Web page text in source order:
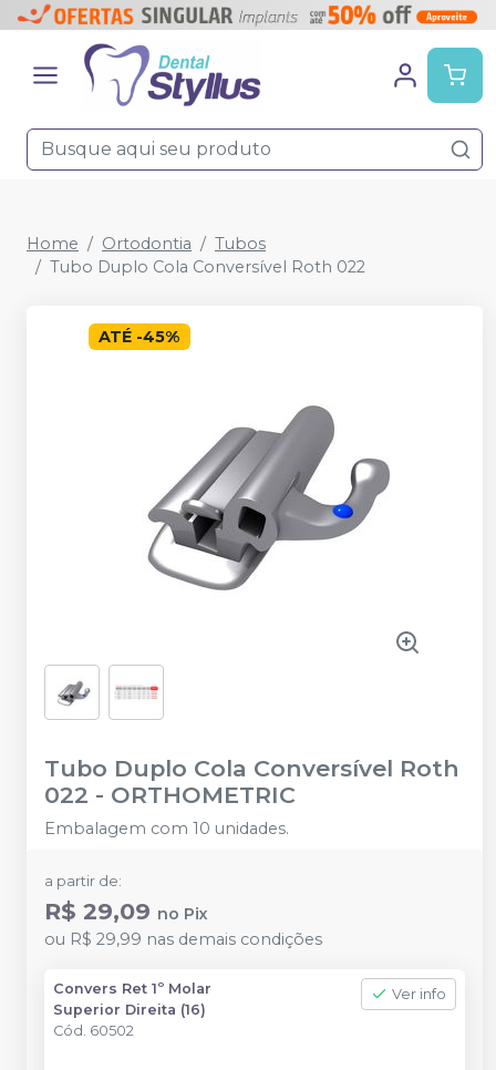
Home Ortodontia
Tubos
Tubo Duplo Cola Conversível Roth 022
ATÉ -45%
Tubo Duplo Cola Conversível Roth
022 - ORTHOMETRIC
Embalagem com 10 unidades.
a partir de:
R$ 29,09 no Pix
ou R$ 29,99 nas demais condições
Convers Ret 1º Molar
Superior Direita (16)
Cód. 60502
Ver info